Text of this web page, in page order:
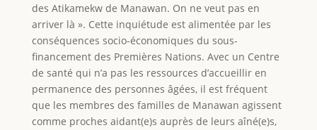
des Atikamekw de Manawan. On ne veut pas en
arriver là ». Cette inquiétude est alimentée par les
conséquences socio-économiques du sous-
financement des Premières Nations. Avec un Centre
de santé qui n’a pas les ressources d’accueillir en
permanence des personnes âgées, il est fréquent
que les membres des familles de Manawan agissent
comme proches aidant(e)s auprès de leurs aîné(e)s,